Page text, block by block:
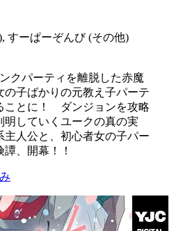
すーぱーぞんび (その他)
クパーティを離脱した赤魔
の子ばかりの元教え子パーテ
ことに！ ダンジョンを攻略
明していくユークの真の実
主人公と、初心者女の子パー
、開幕！！